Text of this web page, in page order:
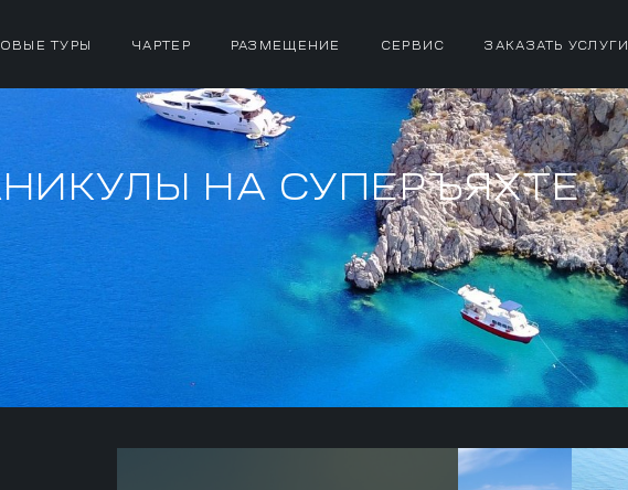
ТУРЫ ЧАРТЕР РАЗМЕЩЕНИЕ СЕРВИС ЗАКАЗАТЬ УСЛУГИ
НА СУПЕРЪЯХТЕ